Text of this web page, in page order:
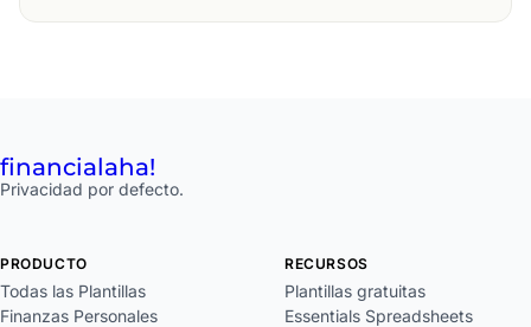
financialaha!
Privacidad por defecto.
PRODUCTO
Todas las Plantillas
Finanzas Personales
RECURSOS
Plantillas gratuitas
Essentials Spreadsheets